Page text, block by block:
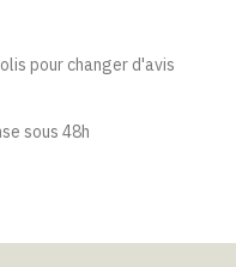
peuvent
être
pour changer d'avis
sous 48h